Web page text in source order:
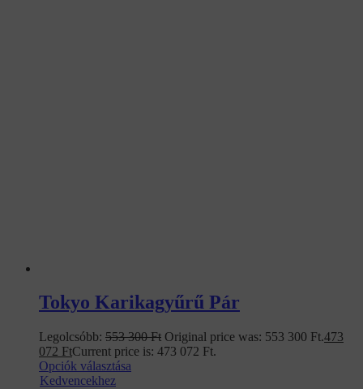
Tokyo Karikagyűrű Pár
Legolcsóbb: 553 300Ft Original price was: 553 300 Ft.473
072 FtCurrent price is: 473 072 Ft.
Opciók választása
Kedvencekhez